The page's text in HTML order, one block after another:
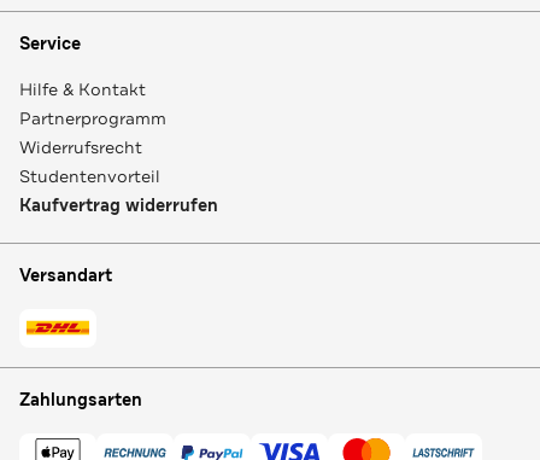
Service
Hilfe & Kontakt
Partnerprogramm
Widerrufsrecht
Studentenvorteil
Kaufvertrag widerrufen
Versandart
Zahlungsarten